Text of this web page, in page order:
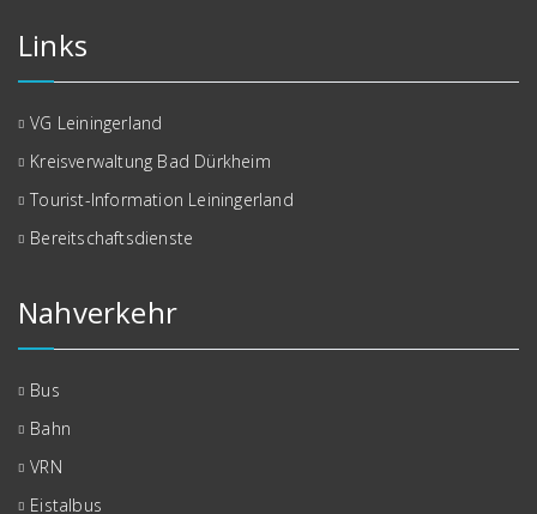
Links
VG Leiningerland
Kreisverwaltung Bad Dürkheim
Tourist-Information Leiningerland
Bereitschaftsdienste
Nahverkehr
Bus
Bahn
VRN
Eistalbus